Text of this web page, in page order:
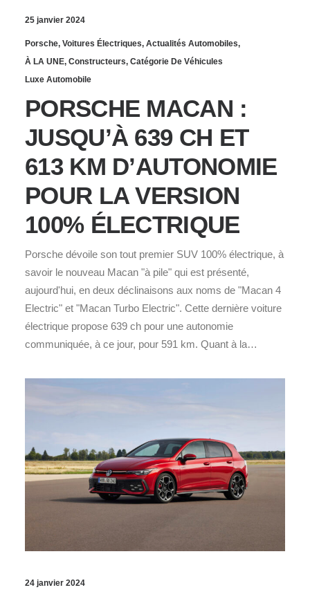
25 janvier 2024
Porsche, Voitures Électriques, Actualités Automobiles,
À LA UNE, Constructeurs, Catégorie De Véhicules
Luxe Automobile
PORSCHE MACAN :
JUSQU’À 639 CH ET
613 KM D’AUTONOMIE
POUR LA VERSION
100% ÉLECTRIQUE
Porsche dévoile son tout premier SUV 100% électrique, à
savoir le nouveau Macan "à pile" qui est présenté,
aujourd'hui, en deux déclinaisons aux noms de "Macan 4
Electric" et "Macan Turbo Electric". Cette dernière voiture
électrique propose 639 ch pour une autonomie
communiquée, à ce jour, pour 591 km. Quant à la…
24 janvier 2024